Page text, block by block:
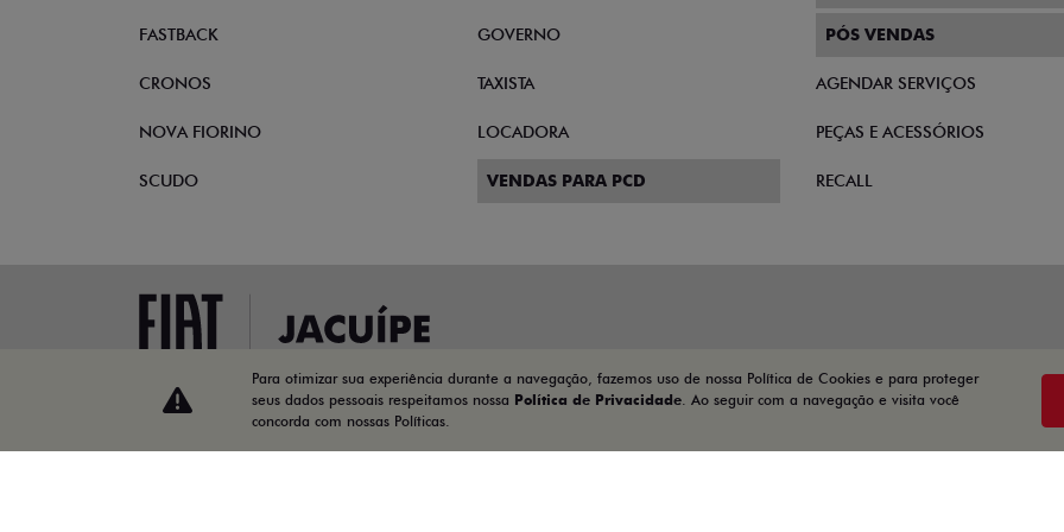
FASTBACK
CRONOS
NOVA FIORINO
SCUDO
GOVERNO
TAXISTA
LOCADORA
VENDAS PARA PCD
PÓS VENDAS
AGENDAR SERVIÇOS
PEÇAS E ACESSÓRIOS
RECALL
Para otimizar sua experiência durante a navegação, fazemos uso de nossa Política de Cookies e para proteger
seus dados pessoais respeitamos nossa Política de Privacidade. Ao seguir com a navegação e visita você
concorda com nossas Políticas.